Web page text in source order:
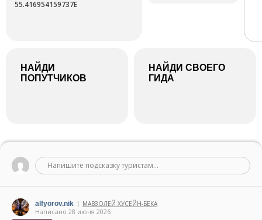
55.416954159737E
НАЙДИ
ПОПУТЧИКОВ
НАЙДИ СВОЕГО
ГИДА
Напишите подсказку туристам...
alfyorov.nik | МАВЗОЛЕЙ ХУСЕЙН-БЕКА
Написано 28 июня 2026